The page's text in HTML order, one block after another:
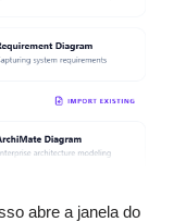
abre a janela do